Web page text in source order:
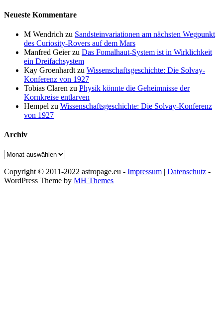
Neueste Kommentare
M Wendrich zu Sandsteinvariationen am nächsten Wegpunkt
des Curiosity-Rovers auf dem Mars
Manfred Geierzu Das Fomalhaut-System ist in Wirklichkeit
ein Dreifachsystem
Kay Groenhardt zu Wissenschaftsgeschichte: Die Solvay-
Konferenz von 1927
Tobias Claren zu Physik könnte die Geheimnisse der
Kornkreise entlarven
Hempel zu Wissenschaftsgeschichte: Die Solvay-Konferenz
von 1927
Archiv
Archiv
Copyright © 2011-2022 astropage.eu - Impressum | Datenschutz -
WordPress Theme by MH Themes